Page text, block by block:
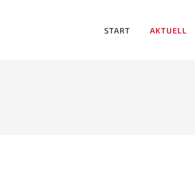
START AKTUELL